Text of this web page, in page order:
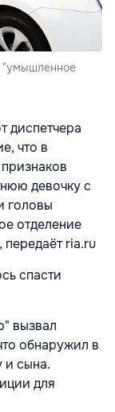
"умышленное
диспетчера
что в
девочку с
головы
отделение
ria.ru
спасти
вызвал
обнаружил в
и сына.
для